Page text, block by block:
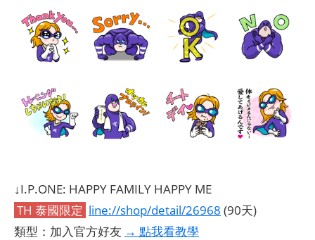
↓I.P.ONE: HAPPY FAMILY HAPPY ME
TH 泰國限定 line://shop/detail/26968 (90天)
類型：加入官方好友 → 點我看教學